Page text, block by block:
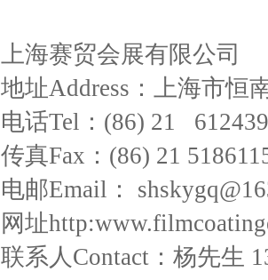
上海赛贸会展有限公司
地址Address：上海市恒
电话Tel：(86) 21
传真Fax：(86) 21
电邮Email：
网址
联系人Contact：杨先生